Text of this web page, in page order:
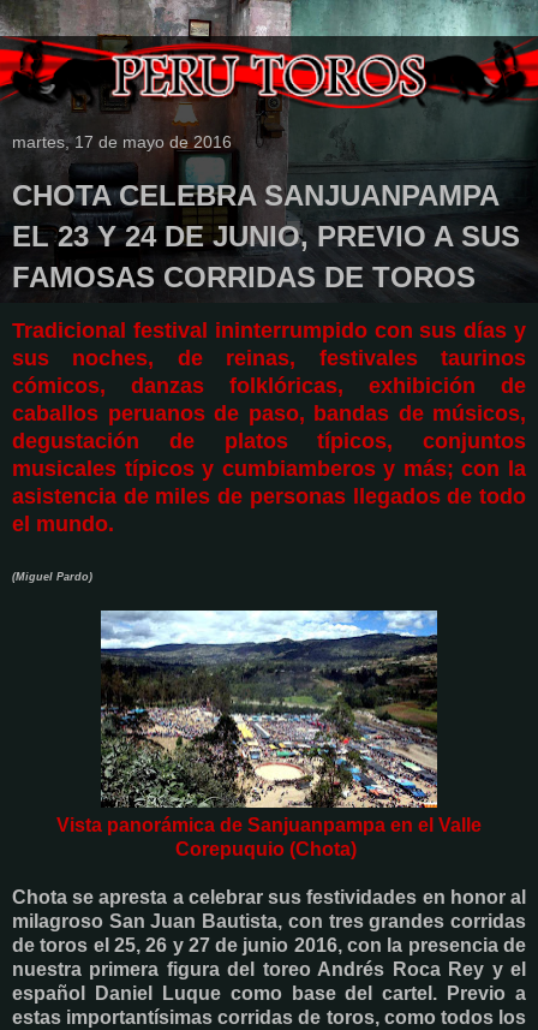
martes, 17 de mayo de 2016
CHOTA CELEBRA SANJUANPAMPA
EL 23 Y 24 DE JUNIO, PREVIO A SUS
FAMOSAS CORRIDAS DE TOROS
Tradicional festival ininterrumpido con sus días y
sus noches, de reinas, festivales taurinos
cómicos, danzas folklóricas, exhibición de
caballos peruanos de paso, bandas de músicos,
degustación de platos típicos, conjuntos
musicales típicos y cumbiamberos y más; con la
asistencia de miles de personas llegados de todo
el mundo.
(Miguel Pardo)
Vista panorámica de Sanjuanpampa en el Valle
Corepuquio (Chota)
Chota se apresta a celebrar sus festividades en honor al
milagroso San Juan Bautista, con tres grandes corridas
de toros el 25, 26 y 27 de junio 2016, con la presencia de
nuestra primera figura del toreo Andrés Roca Rey y el
español Daniel Luque como base del cartel. Previo a
estas importantísimas corridas de toros, como todos los